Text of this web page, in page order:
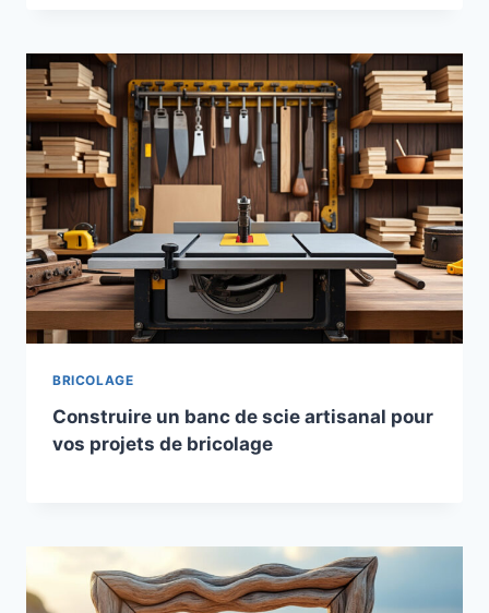
BRICOLAGE
Construire un banc de scie artisanal pour
vos projets de bricolage